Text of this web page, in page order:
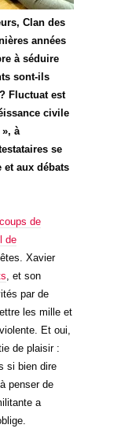
Clan des
années
à séduire
sont-ils
Fluctuat est
civile
à
se
et aux débats
coups de
de
Xavier
, et son
par de
les mille et
Et oui,
de plaisir :
si bien dire
penser de
a